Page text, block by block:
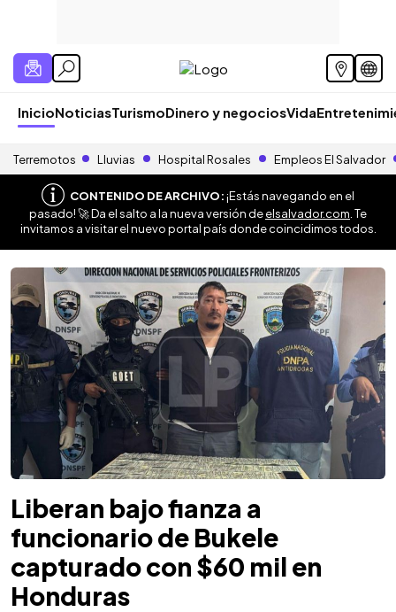
InicioNoticiasTurismoDinero y negociosVida
Terremotos Lluvias Hospital Rosales Empleos El Salvador
CONTENIDO DE ARCHIVO:¡Estás navegando en el
pasado! 🚀 Da el salto a la nueva versión deelsalvador.com . Te
invitamos a visitar el nuevo portal país donde coincidimos todos.
Liberan bajo fianza a
funcionario de Bukele
capturado con $60 mil en
Honduras